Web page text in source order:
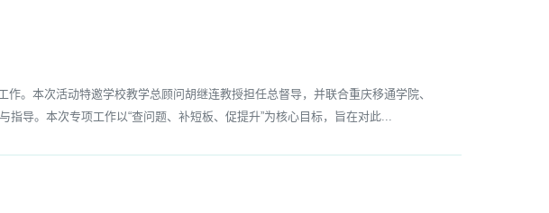
。本次活动特邀学校教学总顾问胡继连教授担任总督导，并联合重庆移通学院、
导。本次专项工作以“查问题、补短板、促提升”为核心目标，旨在对此...